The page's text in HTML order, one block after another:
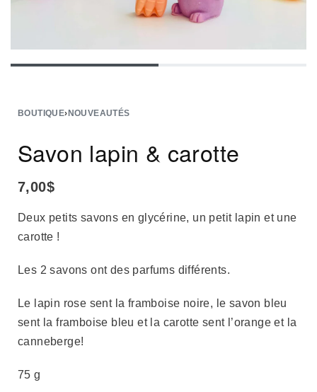
BOUTIQUE›NOUVEAUTÉS
Savon lapin & carotte
7,00$
Deux petits savons en glycérine, un petit lapin et une
carotte !
Les 2 savons ont des parfums différents.
Le lapin rose sent la framboise noire, le savon bleu
sent la framboise bleu et la carotte sent l’orange et la
canneberge!
75 g